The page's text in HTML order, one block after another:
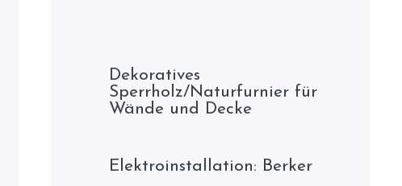
Dekoratives
Sperrholz/Naturfurnier für
Wände und Decke
Elektroinstallation: Berker